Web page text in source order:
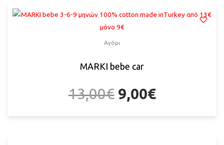
Αγόρι
MARKI bebe car
13,00€ 9,00€